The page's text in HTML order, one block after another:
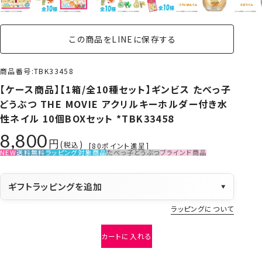
この商品をLINEに保存する
商品番号 TBK33458
【ケース商品】【1箱/全10種セット】ギンビス たべっ子
どうぶつ THE MOVIE アクリルキーホルダー付き水
性ネイル 10個BOXセット *TBK33458
8,800 税込 [80ポイント進呈]
NEW送料無料ラッピング対象商品たべっ子どうぶつブラインド商品
ギフトラッピングを追加 ▼
ラッピングについて
カートに入れる